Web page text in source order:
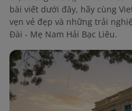
bài viết dưới đây, hãy cùng
vẹn vẻ đẹp và những trải
Đài - Mẹ Nam Hải Bạc Liêu.